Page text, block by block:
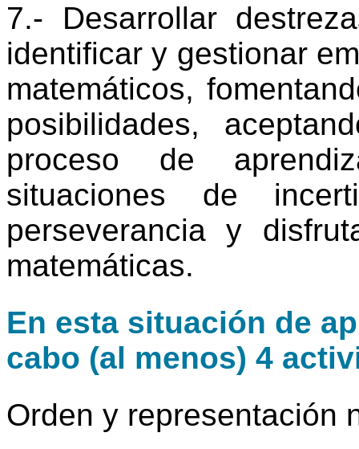
7.- Desarrollar
identificar y gestionar
matemáticos,
posibilidades,
proceso de
situaciones de
perseverancia y
matemáticas.
En esta situación de
cabo (al menos) 4
Orden y representación